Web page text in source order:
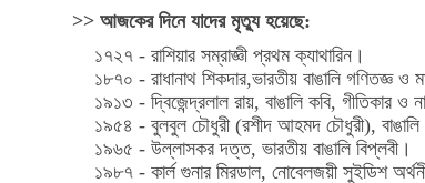
>> আজকের দিনে যাদের মৃত্যু হয়েছে:
১৭২৭ - রাশিয়ার সম্রাজ্ঞী প্রথম ক্যাথারিন।
১৮৭০ - রাধানাথ শিকদার,ভারতীয় বাঙালি গণিতজ্ঞ ও
১৯১৩ - দ্বিজেন্দ্রলাল রায়, বাঙালি কবি, গীতিকার ও
১৯৫৪ - বুলবুল চৌধুরী (রশীদ আহমদ চৌধুরী), বাঙালি
১৯৬৫ - উল্লাসকর দত্ত, ভারতীয় বাঙালি বিপ্লবী।
১৯৮৭ - কার্ল গুনার মিরডাল, নোবেলজয়ী সুইডিশ